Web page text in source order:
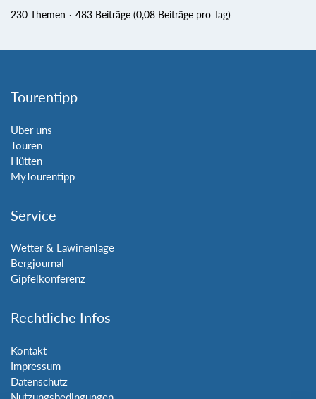
230 Themen 483 Beiträge (0,08 Beiträge pro Tag)
Tourentipp
Über uns
Touren
Hütten
MyTourentipp
Service
Wetter & Lawinenlage
Bergjournal
Gipfelkonferenz
Rechtliche Infos
Kontakt
Impressum
Datenschutz